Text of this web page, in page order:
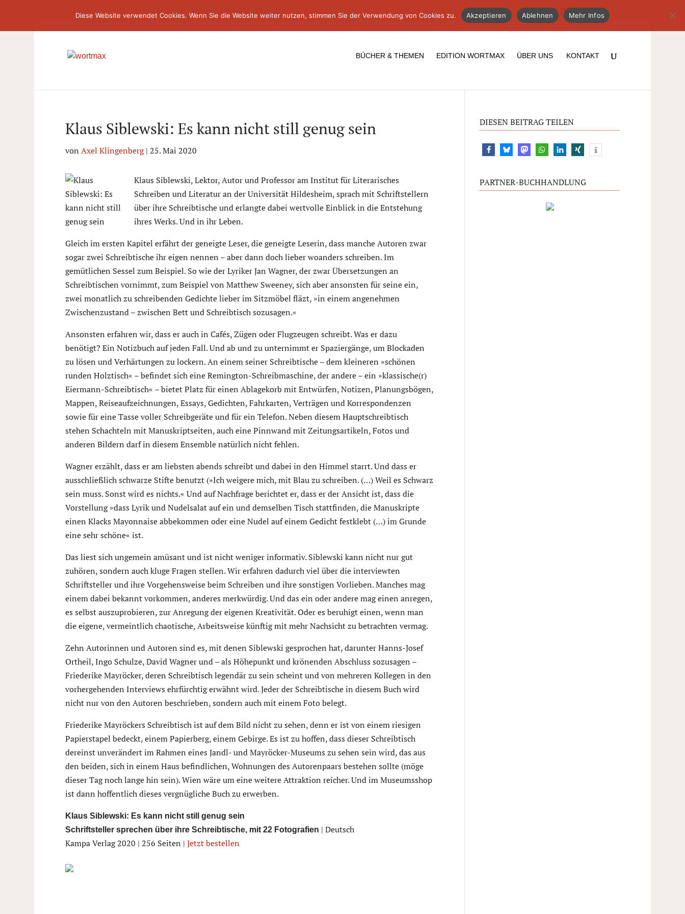
BÜCHER & THEMEN EDITION WORTMAX ÜBER UNS KONTAKT
Klaus Siblewski: Es kann nicht still genug sein
von Axel Klingenberg| 25. Mai 2020
Klaus Siblewski, Lektor, Autor und Professor am Institut für Literarisches
Schreiben und Literatur an der Universität Hildesheim, sprach mit Schriftstellern
über ihre Schreibtische und erlangte dabei wertvolle Einblick in die Entstehung
ihres Werks. Und in ihr Leben.
Gleich im ersten Kapitel erfährt der geneigte Leser, die geneigte Leserin, dass manche Autoren zwar
sogar zwei Schreibtische ihr eigen nennen – aber dann doch lieber woanders schreiben. Im
gemütlichen Sessel zum Beispiel. So wie der Lyriker Jan Wagner, der zwar Übersetzungen an
Schreibtischen vornimmt, zum Beispiel von Matthew Sweeney, sich aber ansonsten für seine ein,
zwei monatlich zu schreibenden Gedichte lieber im Sitzmöbel fläzt, »in einem angenehmen
Zwischenzustand – zwischen Bett und Schreibtisch sozusagen.«
Ansonsten erfahren wir, dass er auch in Cafés, Zügen oder Flugzeugen schreibt. Was er dazu
benötigt? Ein Notizbuch auf jeden Fall. Und ab und zu unternimmt er Spaziergänge, um Blockaden
zu lösen und Verhärtungen zu lockern. An einem seiner Schreibtische – dem kleineren »schönen
runden Holztisch« – befindet sich eine Remington-Schreibmaschine, der andere – ein »klassische(r)
Eiermann-Schreibtisch« – bietet Platz für einen Ablagekorb mit Entwürfen, Notizen, Planungsbögen,
Mappen, Reiseaufzeichnungen, Essays, Gedichten, Fahrkarten, Verträgen und Korrespondenzen
sowie für eine Tasse voller Schreibgeräte und für ein Telefon. Neben diesem Hauptschreibtisch
stehen Schachteln mit Manuskriptseiten, auch eine Pinnwand mit Zeitungsartikeln, Fotos und
anderen Bildern darf in diesem Ensemble natürlich nicht fehlen.
Wagner erzählt, dass er am liebsten abends schreibt und dabei in den Himmel starrt. Und dass er
ausschließlich schwarze Stifte benutzt (»Ich weigere mich, mit Blau zu schreiben. (…) Weil es Schwarz
sein muss. Sonst wird es nichts.« Und auf Nachfrage berichtet er, dass er der Ansicht ist, dass die
Vorstellung »dass Lyrik und Nudelsalat auf ein und demselben Tisch stattfinden, die Manuskripte
einen Klacks Mayonnaise abbekommen oder eine Nudel auf einem Gedicht festklebt (…) im Grunde
eine sehr schöne« ist.
Das liest sich ungemein amüsant und ist nicht weniger informativ. Siblewski kann nicht nur gut
zuhören, sondern auch kluge Fragen stellen. Wir erfahren dadurch viel über die interviewten
Schriftsteller und ihre Vorgehensweise beim Schreiben und ihre sonstigen Vorlieben. Manches mag
einem dabei bekannt vorkommen, anderes merkwürdig. Und das ein oder andere mag einen anregen,
es selbst auszuprobieren, zur Anregung der eigenen Kreativität. Oder es beruhigt einen, wenn man
die eigene, vermeintlich chaotische, Arbeitsweise künftig mit mehr Nachsicht zu betrachten vermag.
Zehn Autorinnen und Autoren sind es, mit denen Siblewski gesprochen hat, darunter Hanns-Josef
Ortheil, Ingo Schulze, David Wagner und – als Höhepunkt und krönenden Abschluss sozusagen –
Friederike Mayröcker, deren Schreibtisch legendär zu sein scheint und von mehreren Kollegen in den
vorhergehenden Interviews ehrfürchtig erwähnt wird. Jeder der Schreibtische in diesem Buch wird
nicht nur von den Autoren beschrieben, sondern auch mit einem Foto belegt.
Friederike Mayröckers Schreibtisch ist auf dem Bild nicht zu sehen, denn er ist von einem riesigen
Papierstapel bedeckt, einem Papierberg, einem Gebirge. Es ist zu hoffen, dass dieser Schreibtisch
dereinst unverändert im Rahmen eines Jandl- und Mayröcker-Museums zu sehen sein wird, das aus
den beiden, sich in einem Haus befindlichen, Wohnungen des Autorenpaars bestehen sollte (möge
dieser Tag noch lange hin sein). Wien wäre um eine weitere Attraktion reicher. Und im Museumsshop
ist dann hoffentlich dieses vergnügliche Buch zu erwerben.
Klaus Siblewski: Es kann nicht still genug sein
Schriftsteller sprechen über ihre Schreibtische, mit 22 Fotografien | Deutsch
Kampa Verlag 2020 | 256 Seiten | Jetzt bestellen
DIESEN BEITRAG TEILEN
11
PARTNER-BUCHHANDLUNG
Diese Website verwendet Cookies. Wenn Sie die Website weiter nutzen, stimmen Sie der Verwendung von Cookies zu. Akzeptieren Ablehnen Mehr Infos